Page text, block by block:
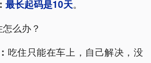
最长起码是10天。
么办？
吃住只能在车上，自己解决，没